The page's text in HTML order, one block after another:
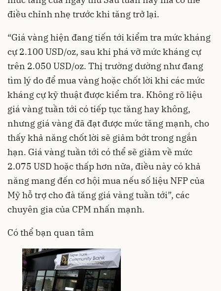
điều chỉnh nhẹ trước khi tăng trở lại.
“Giá vàng hiện đang tiến tới kiểm tra mức kháng
cự 2.100 USD/oz, sau khi phá vỡ mức kháng cự
trên 2.050 USD/oz. Thị trường dường như đang
tìm lý do để mua vàng hoặc chốt lời khi các mức
kháng cự kỹ thuật được kiểm tra. Không rõ liệu
giá vàng tuần tới có tiếp tục tăng hay không,
nhưng giá vàng đã đạt được mức tăng mạnh, cho
thấy khả năng chốt lời sẽ giảm bớt trong ngắn
hạn. Giá vàng tuần tới có thể sẽ giảm về mức
2.075 USD hoặc thấp hơn nữa, điều này có khả
năng mang đến cơ hội mua nếu số liệu NFP của
Mỹ hỗ trợ cho đà tăng giá vàng tuần tới”, các
chuyên gia của CPM nhấn mạnh.
Có thể bạn quan tâm